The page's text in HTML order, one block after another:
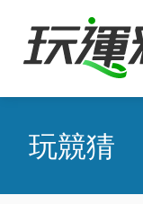
玩競猜